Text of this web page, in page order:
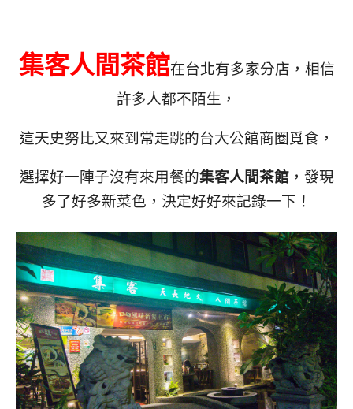
集客人間茶館在台北有多家分店，相信
許多人都不陌生，
這天史努比又來到常走跳的台大公館商圈覓食，
選擇好一陣子沒有來用餐的集客人間茶館，發現
多了好多新菜色，決定好好來記錄一下！